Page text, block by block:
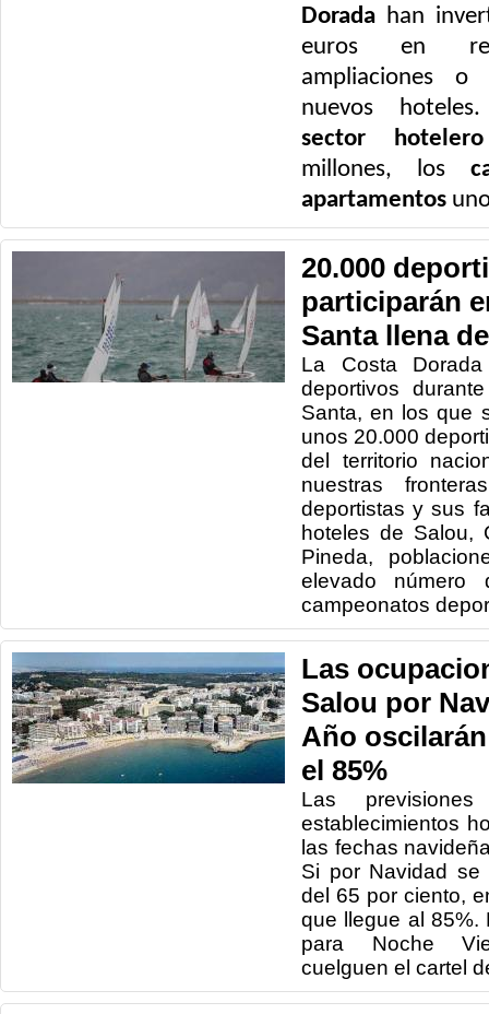
Dorada han
euros en
ampliaciones
nuevos
sector hotelero
millones, los
apartamentos
20.000
participarán
Santa llena
La Costa
deportivos
Santa, en los que
unos 20.000
del territorio
nuestras
deportistas y sus
hoteles de Salou,
Pineda,
elevado número
campeonatos
Las
Salou por
Año
el 85%
Las
establecimientos
las fechas
Si por Navidad se
del 65 por ciento,
que llegue al 85%.
para Noche
cuelguen el cartel